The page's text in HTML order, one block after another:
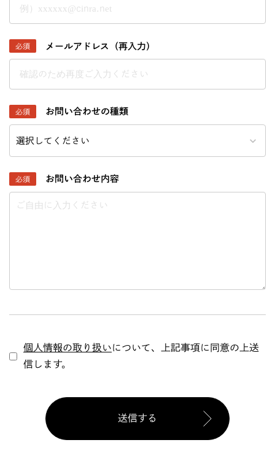
必須 メールアドレス（再入力）
必須 お問い合わせの種類
keyboard_arrow_down
必須 お問い合わせ内容
個人情報の取り扱いについて、上記事項に同意の上送
信します。
送信する